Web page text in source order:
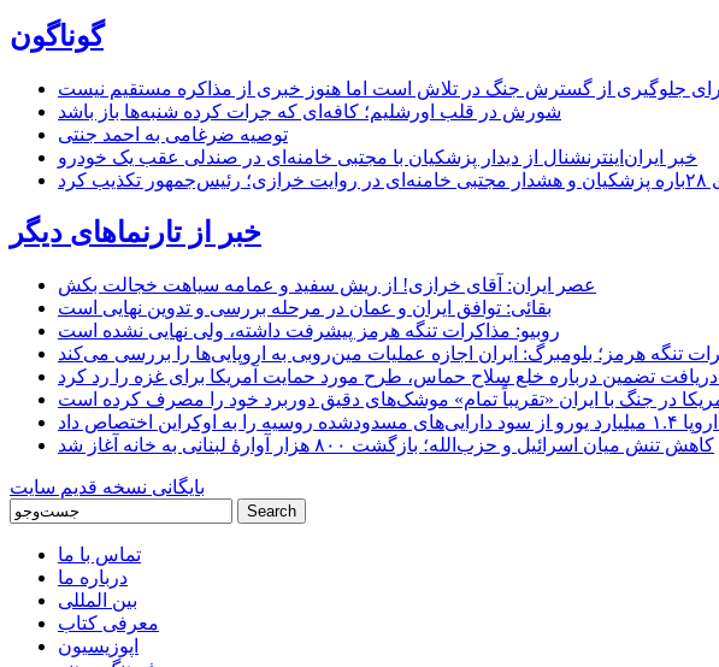
گوناگون
جلوگیری از گسترش جنگ در تلاش است اما هنوز خبری از مذاکره مستقیم نیست
شورش در قلب اورشلیم؛ کافه‌ای که جرات کرده شنبه‌ها باز باشد
توصیه ضرغامی به احمد جنتی
خبر ایران‌اینترنشنال از دیدار پزشکیان با مجتبی خامنه‌ای در صندلی عقب یک خودرو
خبر از تارنماهای دیگر
عصر ایران: آقای خرازی! از ریش سفید و عمامه سیاهت خجالت بکش
بقائی: توافق ایران و عمان در مرحله بررسی و تدوین نهایی است
روبیو: مذاکرات تنگه هرمز پیشرفت داشته، ولی نهایی نشده است
تنگه هرمز؛ بلومبرگ: ایران اجازه عملیات مین‌روبی به اروپایی‌ها را بررسی می‌کند
دریافت تضمین درباره خلع سلاح حماس، طرح مورد حمایت آمریکا برای غزه را رد کرد
در جنگ با ایران «تقریباً تمام» موشک‌های دقیق دوربرد خود را مصرف کرده است
روسیه را به اوکراین ‏اختصاص داد
کاهش تنش میان اسرائیل و حزب‌الله؛ بازگشت ۸۰۰ هزار آوارۀ لبنانی به خانه‌ آغاز شد
بایگانی نسخه قدیم سایت
تماس با ما
درباره ما
بین المللی
معرفی کتاب
اپوزیسیون